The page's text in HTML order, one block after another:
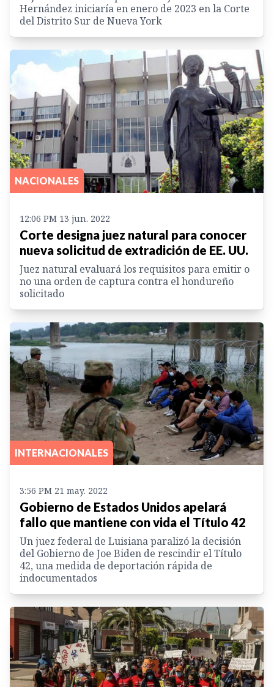
Hernández iniciaría en enero de 2023 en la Corte
del Distrito Sur de Nueva York
NACIONALES
12:06 PM 13 jun. 2022
Corte designa juez natural para conocer
nueva solicitud de extradición de EE. UU.
Juez natural evaluará los requisitos para emitir o
no una orden de captura contra el hondureño
solicitado
INTERNACIONALES
3:56 PM 21 may. 2022
Gobierno de Estados Unidos apelará
fallo que mantiene con vida el Título 42
Un juez federal de Luisiana paralizó la decisión
del Gobierno de Joe Biden de rescindir el Título
42, una medida de deportación rápida de
indocumentados